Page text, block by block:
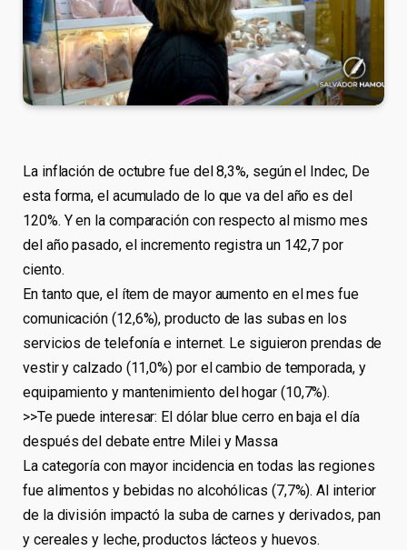
La inflación de octubre fue del 8,3%, según el Indec, De
esta forma, el acumulado de lo que va del año es del
120%. Y en la comparación con respecto al mismo mes
del año pasado, el incremento registra un 142,7 por
ciento.
En tanto que, el ítem de mayor aumento en el mes fue
comunicación (12,6%), producto de las subas en los
servicios de telefonía e internet. Le siguieron prendas de
vestir y calzado (11,0%) por el cambio de temporada, y
equipamiento y mantenimiento del hogar (10,7%).
>>Te puede interesar: El dólar blue cerro en baja el día
después del debate entre Milei y Massa
La categoría con mayor incidencia en todas las regiones
fue alimentos y bebidas no alcohólicas (7,7%). Al interior
de la división impactó la suba de carnes y derivados, pan
y cereales y leche, productos lácteos y huevos.